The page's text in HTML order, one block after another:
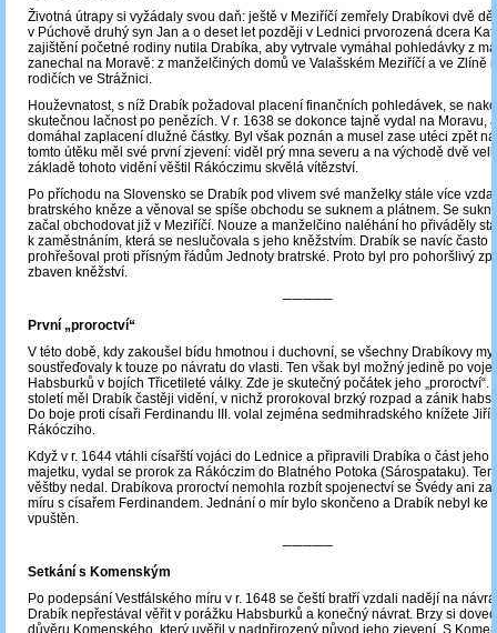
Životná útrapy si vyžádaly svou daň: ještě v Meziříčí zemřely Drabíkovi dvě
v Púchově druhý syn Jan a o deset let později v Lednici prvorozená dcera
zajištění početné rodiny nutila Drabíka, aby vytrvale vymáhal pohledávky z
zanechal na Moravě: z manželčiných domů ve Valašském Meziříčí a ve Zlíně
rodičích ve Strážnici.
Houževnatost, s níž Drabík požadoval placení finančních pohledávek, se
skutečnou lačnost po penězích. V r. 1638 se dokonce tajně vydal na Moravu,
domáhal zaplacení dlužné částky. Byl však poznán a musel zase utéci zpět
tomto útěku měl své první zjevení: viděl prý mna severu a na východě dvě
základě tohoto vidění věštil Rákóczimu skvělá vítězství.
Po příchodu na Slovensko se Drabík pod vlivem své manželky stále více
bratrského kněze a věnoval se spíše obchodu se suknem a plátnem. Se
začal obchodovat již v Meziříčí. Nouze a manželčino naléhání ho přiváděly
k zaměstnáním, která se neslučovala s jeho kněžstvím. Drabík se navíc často
prohřešoval proti přísným řádům Jednoty bratrské. Proto byl pro pohoršlivý
zbaven kněžství.
─────
První „proroctví“
V této době, kdy zakoušel bídu hmotnou i duchovní, se všechny Drabíkovy
soustřeďovaly k touze po návratu do vlasti. Ten však byl možný jedině po
Habsburků v bojích Třicetileté války. Zde je skutečný počátek jeho „proroctví“.
století měl Drabík častěji vidění, v nichž prorokoval brzký rozpad a zánik
Do boje proti císaři Ferdinandu III. volal zejména sedmihradského knížete
Rákócziho.
Když v r. 1644 vtáhli císařští vojáci do Lednice a připravili Drabíka o část jeho
majetku, vydal se prorok za Rákóczim do Blatného Potoka (Sárospataku).
věštby nedal. Drabíkova proroctví nemohla rozbít spojenectví se Švédy ani
míru s císařem Ferdinandem. Jednání o mír bylo skončeno a Drabík nebyl ke
vpuštěn.
─────
Setkání s Komenským
Po podepsání Vestfálského míru v r. 1648 se čeští bratří vzdali nadějí na
Drabík nepřestával věřit v porážku Habsburků a konečný návrat. Brzy si